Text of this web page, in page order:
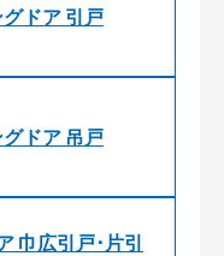
ドア 引戸
ドア 吊戸
巾広引戸･片引